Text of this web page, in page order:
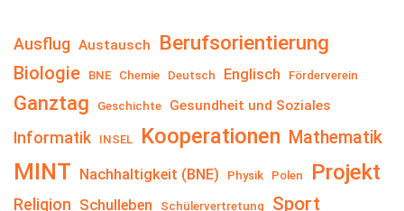
Ausflug Austausch Berufsorientierung
Biologie BNE Chemie Deutsch Englisch Förderverein
Ganztag Geschichte Gesundheit und Soziales
Informatik INSEL Kooperationen Mathematik
MINT Nachhaltigkeit (BNE) Physik Polen Projekt
Religion Schulleben Schülervertretung Sport